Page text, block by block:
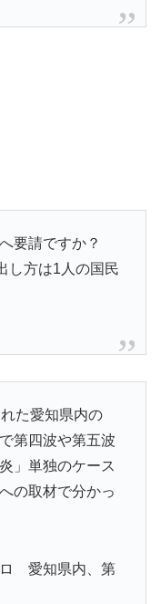
要請ですか？
し方は1人の国民
た愛知県内の
第四波や第五波
」単独のケース
の取材で分かっ
ロ 愛知県内、第